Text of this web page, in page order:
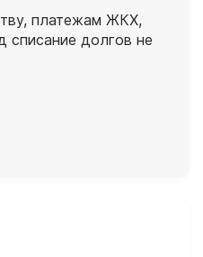
платежам ЖКХ,
списание долгов не